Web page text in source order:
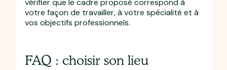
vérifier que le cadre proposé correspond à
votre façon de travailler, à votre spécialité et à
vos objectifs professionnels.
FAQ : choisir son lieu